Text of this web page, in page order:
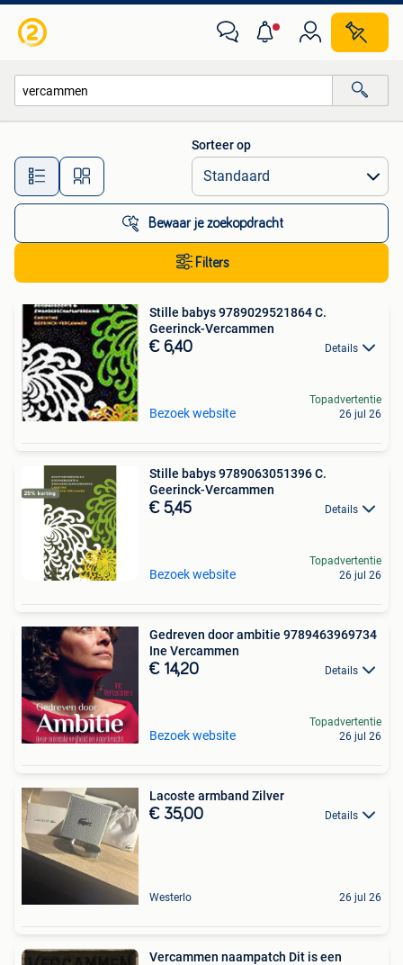
Alle afstanden…
Sorteer op
Bewaar je zoekopdracht
Filters
Stille babys 9789029521864 C.
Geerinck-Vercammen
€ 6,40 Details
Bezoek website
Topadvertentie
26 jul 26
Stille babys 9789063051396 C.
Geerinck-Vercammen
€ 5,45 Details
Bezoek website
Topadvertentie
26 jul 26
Gedreven door ambitie 9789463969734
Ine Vercammen
€ 14,20 Details
Bezoek website
Topadvertentie
26 jul 26
Lacoste armband Zilver
€ 35,00 Details
Westerlo 26 jul 26
Vercammen naampatch Dit is een